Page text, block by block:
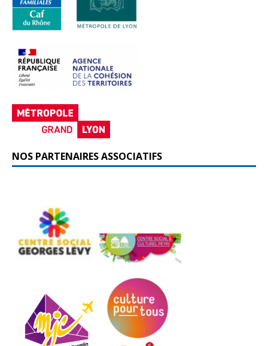
NOS PARTENAIRES ASSOCIATIFS